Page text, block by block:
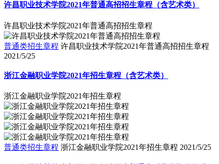
许昌职业技术学院2021年普通高招招生章程（含艺术类）
许昌职业技术学院2021年普通高招招生章程
普通类招生章程 许昌职业技术学院2021年普通高招招生章程
2021/5/25
浙江金融职业学院2021年招生章程（含艺术类）
浙江金融职业学院2021年招生章程
普通类招生章程 浙江金融职业学院2021年招生章程 2021/5/25